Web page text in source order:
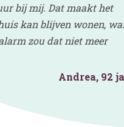
bij mij. Dat maakt het
kan blijven wonen,
zou dat niet meer
Andrea, 92